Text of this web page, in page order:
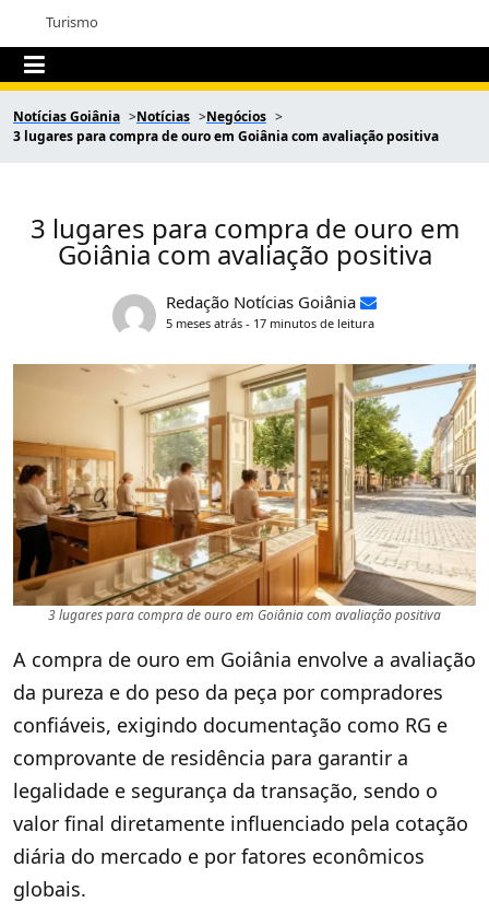
Turismo
Notícias Goiânia Notícias
Negócios
3 lugares para compra de ouro em Goiânia com avaliação positiva
3 lugares para compra de ouro em
Goiânia com avaliação positiva
Redação Notícias Goiânia
5 meses atrás - 17 minutos de leitura
3 lugares para compra de ouro em Goiânia com avaliação positiva
A compra de ouro em Goiânia envolve a avaliação
da pureza e do peso da peça por compradores
confiáveis, exigindo documentação como RG e
comprovante de residência para garantir a
legalidade e segurança da transação, sendo o
valor final diretamente influenciado pela cotação
diária do mercado e por fatores econômicos
globais.